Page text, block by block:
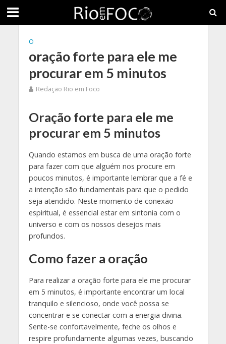
O
oração forte para ele me
procurar em 5 minutos
Redação Rio em Foco
Oração forte para ele me
procurar em 5 minutos
Quando estamos em busca de uma oração forte
para fazer com que alguém nos procure em
poucos minutos, é importante lembrar que a fé e
a intenção são fundamentais para que o pedido
seja atendido. Neste momento de conexão
espiritual, é essencial estar em sintonia com o
universo e com os nossos desejos mais
profundos.
Como fazer a oração
Para realizar a oração forte para ele me procurar
em 5 minutos, é importante encontrar um local
tranquilo e silencioso, onde você possa se
concentrar e se conectar com a energia divina.
Sente-se confortavelmente, feche os olhos e
respire profundamente algumas vezes, buscando